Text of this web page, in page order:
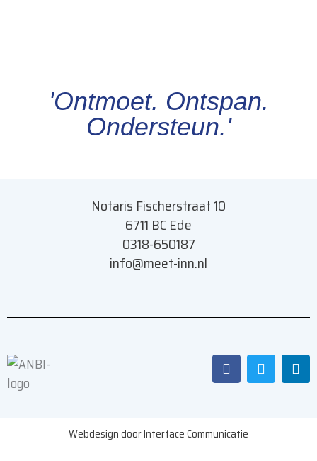
'Ontmoet. Ontspan.
Ondersteun.'
Notaris Fischerstraat 10
6711 BC Ede
0318-650187
info@meet-inn.nl
F
a
c
o
T
w
i
L
i
n
Webdesign door Interface Communicatie